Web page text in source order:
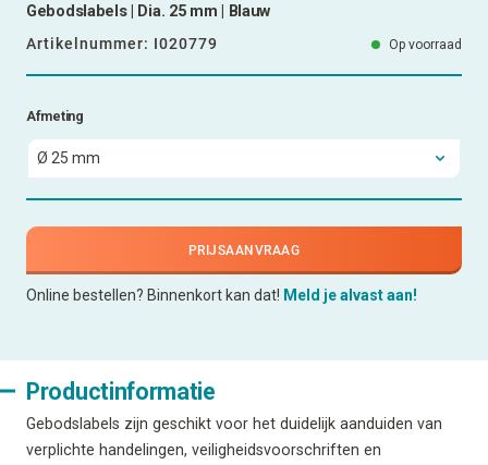
Gebodslabels | Dia. 25 mm | Blauw
Artikelnummer: I020779 Op voorraad
Afmeting
PRIJSAANVRAAG
Online bestellen? Binnenkort kan dat! Meld je alvast aan!
Productinformatie
Gebodslabels zijn geschikt voor het duidelijk aanduiden van
verplichte handelingen, veiligheidsvoorschriften en